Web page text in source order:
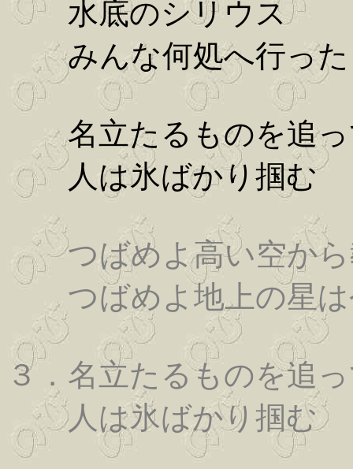
水底のシリウス
みんな何処へ行った
名立たるものを追っ
人は氷ばかり掴む
つばめよ高い空から
つばめよ地上の星は
３．名立たるものを追
人は氷ばかり掴む